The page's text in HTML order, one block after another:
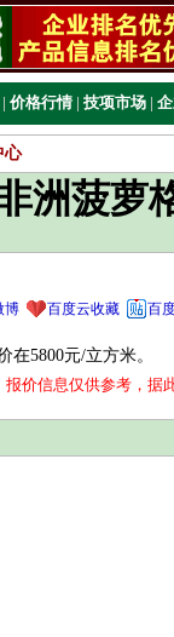
| 价格行情 | 技项市场 |
心
洲菠萝
博 百度云收藏 百
5800元/立方米。
报价信息仅供参考，据